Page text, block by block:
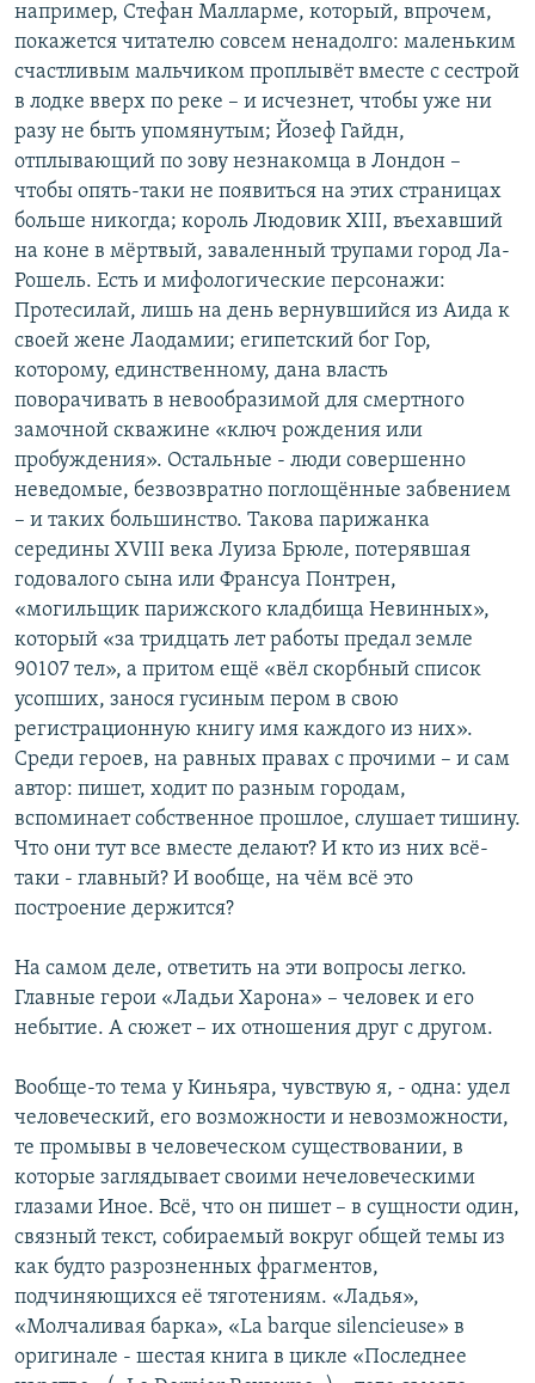
например, Стефан Малларме, который, впрочем,
покажется читателю совсем ненадолго: маленьким
счастливым мальчиком проплывёт вместе с сестрой
в лодке вверх по реке – и исчезнет, чтобы уже ни
разу не быть упомянутым; Йозеф Гайдн,
отплывающий по зову незнакомца в Лондон –
чтобы опять-таки не появиться на этих страницах
больше никогда; король Людовик XIII, въехавший
на коне в мёртвый, заваленный трупами город Ла-
Рошель. Есть и мифологические персонажи:
Протесилай, лишь на день вернувшийся из Аида к
своей жене Лаодамии; египетский бог Гор,
которому, единственному, дана власть
поворачивать в невообразимой для смертного
замочной скважине «ключ рождения или
пробуждения». Остальные - люди совершенно
неведомые, безвозвратно поглощённые забвением
– и таких большинство. Такова парижанка
середины XVIII века Луиза Брюле, потерявшая
годовалого сына или Франсуа Понтрен,
«могильщик парижского кладбища Невинных»,
который «за тридцать лет работы предал земле
90107 тел», а притом ещё «вёл скорбный список
усопших, занося гусиным пером в свою
регистрационную книгу имя каждого из них».
Среди героев, на равных правах с прочими – и сам
автор: пишет, ходит по разным городам,
вспоминает собственное прошлое, слушает тишину.
Что они тут все вместе делают? И кто из них всё-
таки - главный? И вообще, на чём всё это
построение держится?
На самом деле, ответить на эти вопросы легко.
Главные герои «Ладьи Харона» – человек и его
небытие. А сюжет – их отношения друг с другом.
Вообще-то тема у Киньяра, чувствую я, - одна: удел
человеческий, его возможности и невозможности,
те промывы в человеческом существовании, в
которые заглядывает своими нечеловеческими
глазами Иное. Всё, что он пишет – в сущности один,
связный текст, собираемый вокруг общей темы из
как будто разрозненных фрагментов,
подчиняющихся её тяготениям. «Ладья»,
«Молчаливая барка», «La barque silencieuse» в
оригинале - шестая книга в цикле «Последнее